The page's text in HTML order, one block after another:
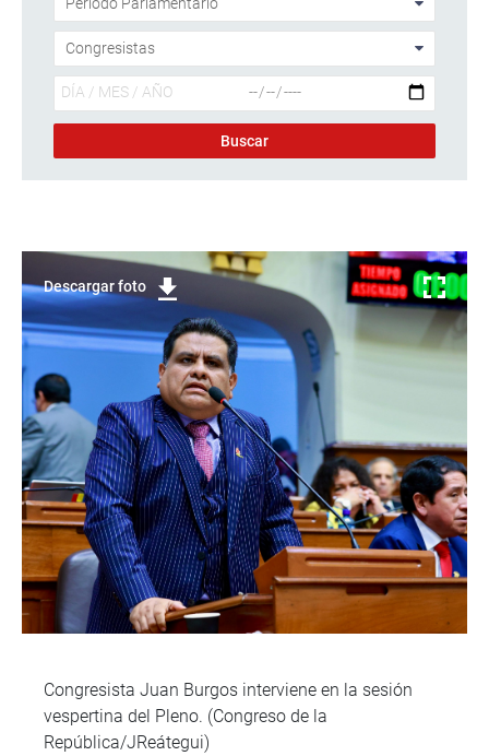
Descargar foto
Congresista Juan Burgos interviene en la sesión
vespertina del Pleno. (Congreso de la
República/JReátegui)